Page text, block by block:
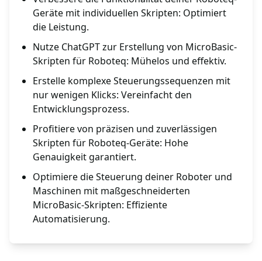
Geräte mit individuellen Skripten: Optimiert
die Leistung.
Nutze ChatGPT zur Erstellung von MicroBasic-
Skripten für Roboteq: Mühelos und effektiv.
Erstelle komplexe Steuerungssequenzen mit
nur wenigen Klicks: Vereinfacht den
Entwicklungsprozess.
Profitiere von präzisen und zuverlässigen
Skripten für Roboteq-Geräte: Hohe
Genauigkeit garantiert.
Optimiere die Steuerung deiner Roboter und
Maschinen mit maßgeschneiderten
MicroBasic-Skripten: Effiziente
Automatisierung.